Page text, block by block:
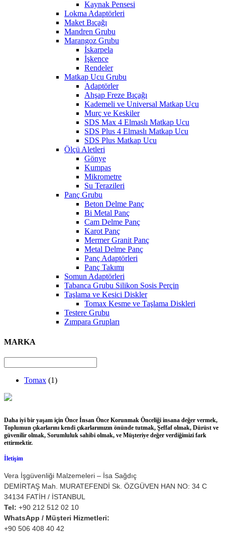
Kaynak Pensesi
Lokma Adaptörleri
Maket Bıçağı
Mandren Grubu
Marangoz Grubu
İskarpela
İşkence
Rendeler
Matkap Ucu Grubu
Adaptörler
Ahşap Freze Bıçağı
Kademeli ve Universal Matkap Ucu
Murç ve Keskiler
SDS Max 4 Elmaslı Matkap Ucu
SDS Plus 4 Elmaslı Matkap Ucu
SDS Plus Matkap Ucu
Ölçü Aletleri
Gönye
Kumpas
Mikrometre
Su Terazileri
Panç Grubu
Beton Delme Panç
Bi Metal Panç
Cam Delme Panç
Karot Panç
Mermer Granit Panç
Metal Delme Panç
Panç Adaptörleri
Panç Takımı
Somun Adaptörleri
Tabanca Grubu Silikon Sosis Perçin
Taşlama ve Kesici Diskler
Tomax Kesme ve Taşlama Diskleri
Testere Grubu
Zımpara Grupları
MARKA
Tomax (1)
Daha iyi bir yaşam için Önce İnsan Önce Korunmak Önceliği insana değer vermek,
Toplumun çıkarlarını kendi çıkarlarımızın önünde tutmak, Şeffaf olmak, Dürüst ve
güvenilir olmak, Sorumluluk sahibi olmak, ve Müşteriye değer verdiğimizi fark
ettirmektir.
İletişim
Vera İşgüvenliği Malzemeleri – İsa Sağdıç
DEMİRTAŞ Mah. MURATEFENDİ Sk. ÖZGÜVEN HAN NO: 34 C
34134 FATİH / İSTANBUL
Tel: +90 212 512 02 10
WhatsApp / Müşteri Hizmetleri:
+90 506 408 40 42